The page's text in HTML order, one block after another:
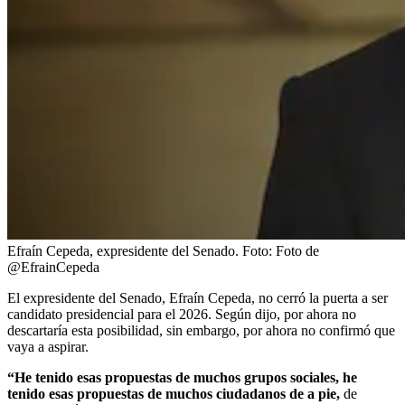
Efraín Cepeda, expresidente del Senado. Foto: Foto de
@EfrainCepeda
El expresidente del Senado, Efraín Cepeda, no cerró la puerta a ser
candidato presidencial para el 2026. Según dijo, por ahora no
descartaría esta posibilidad, sin embargo, por ahora no confirmó que
vaya a aspirar.
“He tenido esas propuestas de muchos grupos sociales, he
tenido esas propuestas de muchos ciudadanos de a pie, de